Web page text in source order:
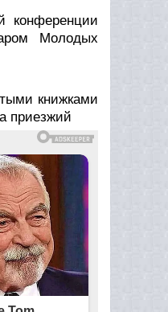
конференции
Молодых
книжками
приезжий